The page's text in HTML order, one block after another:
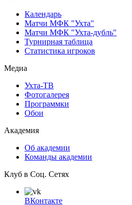
Календарь
Матчи МФК "Ухта"
Матчи МФК "Ухта-дубль"
Турнирная таблица
Статистика игроков
Медиа
Ухта-ТВ
Фотогалерея
Программки
Обои
Академия
Об академии
Команды академии
Клуб в Соц. Сетях
ВКонтакте